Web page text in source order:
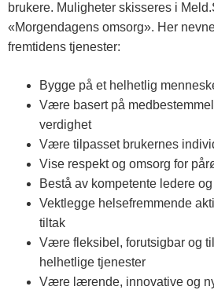
brukere. Muligheter skisseres i
«Morgendagens omsorg». Her
fremtidens tjenester:
Bygge på et helhetlig
Være basert på
verdighet
Være tilpasset brukernes
Vise respekt og omsorg for
Bestå av kompetente ledere
Vektlegge helsefremmende
tiltak
Være fleksibel, forutsigbar og
helhetlige tjenester
Være lærende, innovative og